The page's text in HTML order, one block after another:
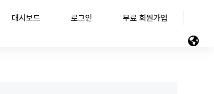
대시보드 로그인 무료 회원가입